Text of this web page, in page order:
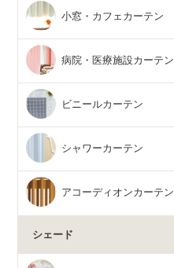
小窓・カフェカーテン
病院・医療施設カーテン
ビニールカーテン
シャワーカーテン
アコーディオンカーテン
シェード